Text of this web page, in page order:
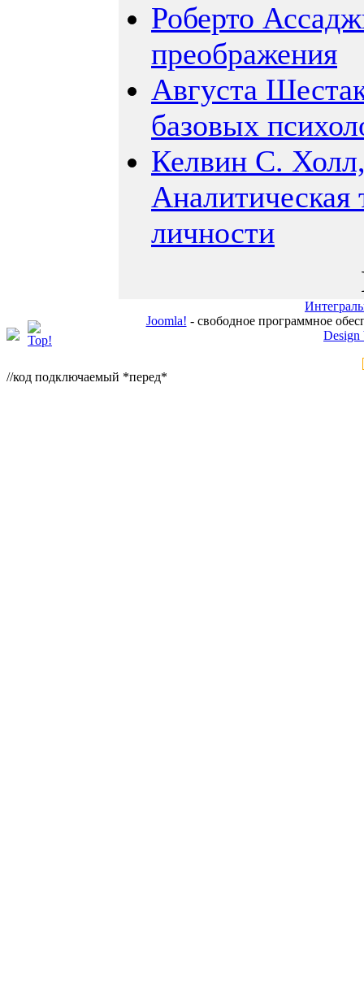
Роберто
преображения
Августа
базовых
Келвин С.
личности
Joomla! - свободное программное
Design
//код подключаемый *перед*